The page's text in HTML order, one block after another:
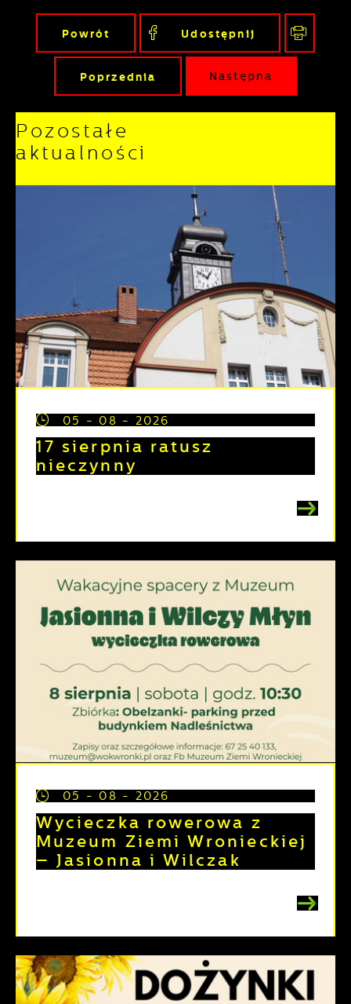
Powrót Udostępnij
Poprzednia Następna
Pozostałe
aktualności
05 - 08 - 2026
17 sierpnia ratusz
nieczynny
05 - 08 - 2026
Wycieczka rowerowa z
Muzeum Ziemi Wronieckiej
– Jasionna i Wilczak